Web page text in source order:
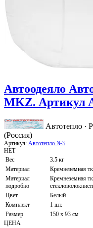
Автоодеяло
MKZ. Артикул
Автотепло ·
(Россия)
Артикул: Автотепло №3
НЕТ
Вес
3.5 кг
Материал
Кремнеземная
Материал
подробно
Кремнеземная
Цвет
Белый
Комплект
1 шт.
Размер
150 х 93 см
ЦЕНА